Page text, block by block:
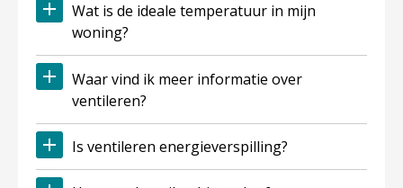
Wat is de ideale temperatuur in mijn
woning?
Waar vind ik meer informatie over
ventileren?
Is ventileren energieverspilling?